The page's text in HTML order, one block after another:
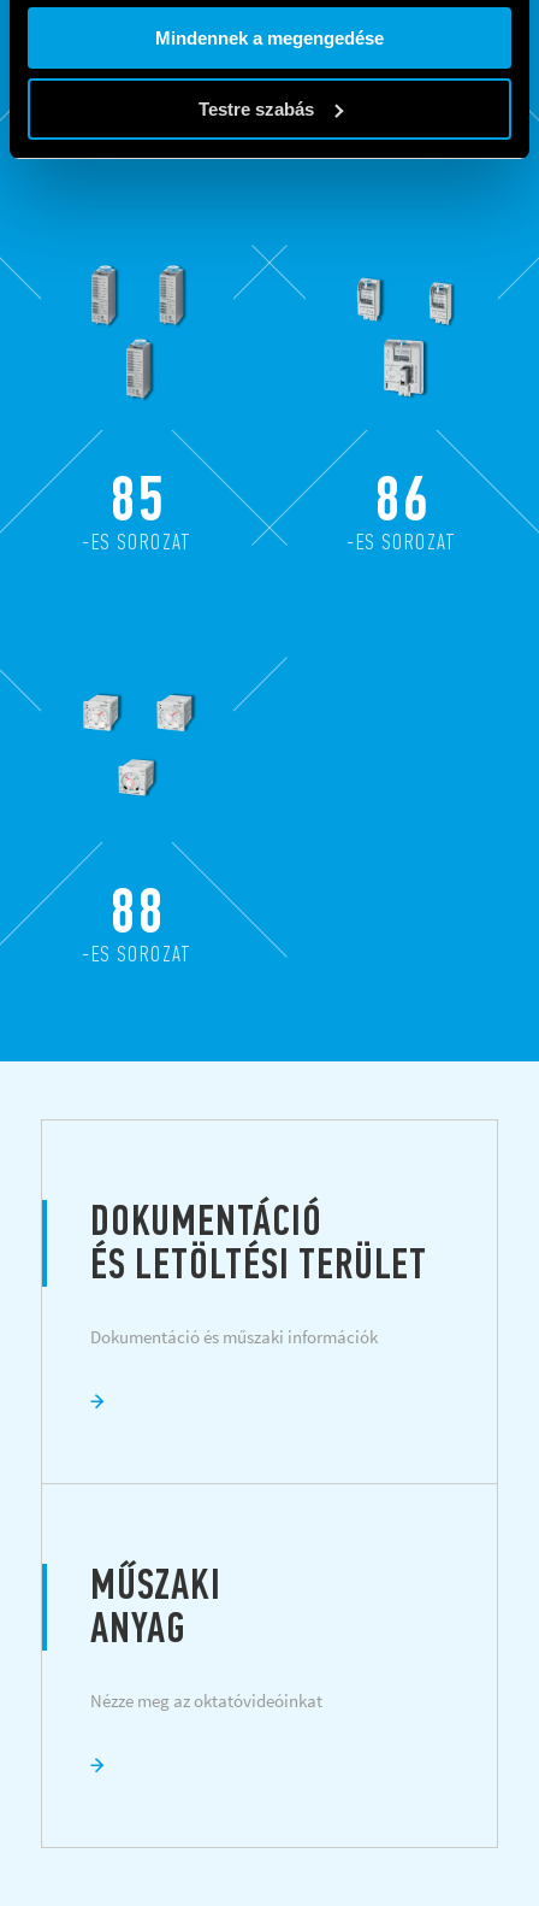
Cookie policy.
Mindennek a megengedése
Testre szabás
83 84
85
-ES SOROZAT
86
-ES SOROZAT
88
-ES SOROZAT
DOKUMENTÁCIÓ
ÉS LETÖLTÉSI TERÜLET
Dokumentáció és műszaki információk
MŰSZAKI
ANYAG
Nézze meg az oktatóvideóinkat